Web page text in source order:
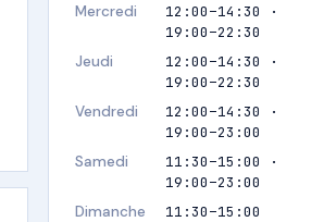
Mercredi
12:00–14:30 ·
19:00–22:30
Jeudi
12:00–14:30 ·
19:00–22:30
Vendredi
12:00–14:30 ·
19:00–23:00
Samedi
11:30–15:00 ·
19:00–23:00
Dimanche
11:30–15:00